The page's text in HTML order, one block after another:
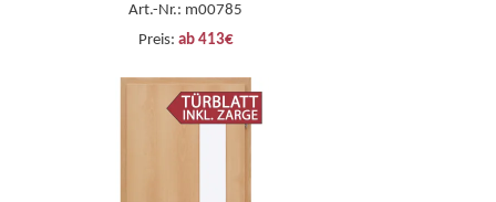
Art.-Nr.: m00785
Preis: ab 413€